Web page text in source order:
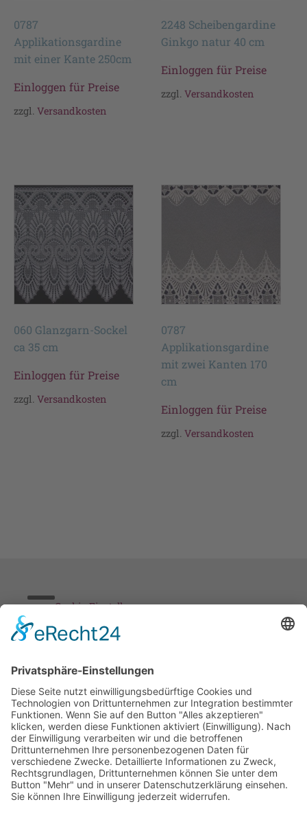
0787
Applikationsgardine
mit einer Kante 250cm
Einloggen für Preise
zzgl. Versandkosten
2248 Scheibengardine
Ginkgo natur 40 cm
Einloggen für Preise
zzgl.Versandkosten
060 Glanzgarn-Sockel
ca 35 cm
Einloggen für Preise
zzgl. Versandkosten
0787
Applikationsgardine
mit zwei Kanten 170
cm
Einloggen für Preise
zzgl.Versandkosten
Cookie-Einstellungen